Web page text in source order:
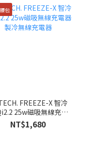
包
FREEZE-X 智冷
25w磁吸無線充電
器 製冷無線充電器
NT$1,680